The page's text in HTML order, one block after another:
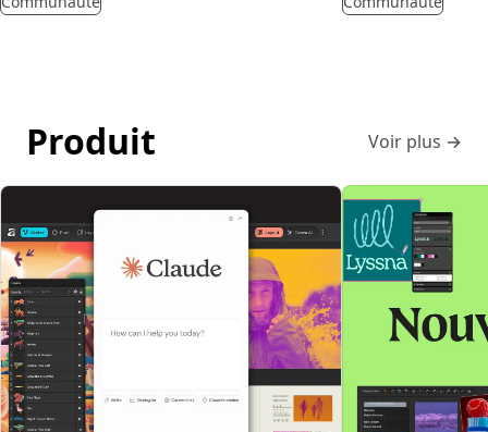
Produit Voir plus →